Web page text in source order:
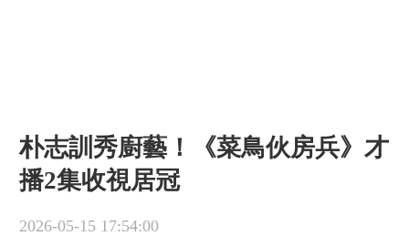
朴志訓秀廚藝！《菜鳥伙房兵》才
播2集收視居冠
2026-05-15 17:54:00